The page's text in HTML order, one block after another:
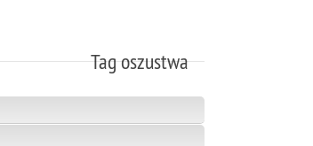
Tag oszustwa